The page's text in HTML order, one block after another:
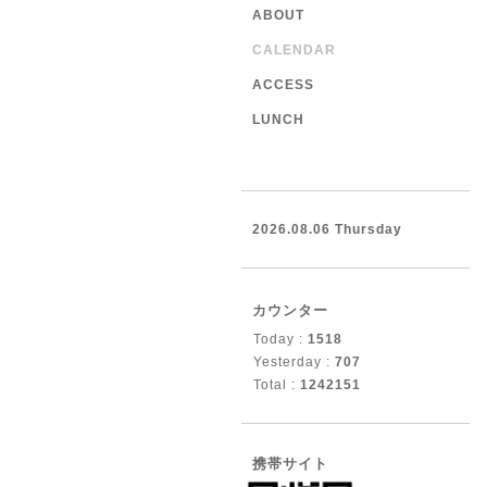
ABOUT
CALENDAR
ACCESS
LUNCH
2026.08.06 Thursday
カウンター
Today : 1518
Yesterday : 707
Total : 1242151
携帯サイト